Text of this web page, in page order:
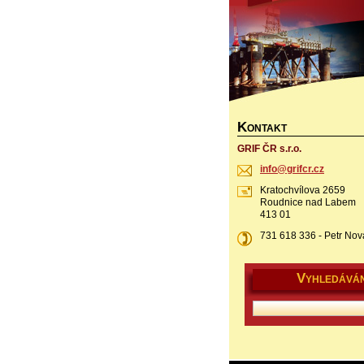
KONTAKT
GRIF ČR s.r.o.
info@grifcr.cz
Kratochvílova 2659
Roudnice nad Labem
413 01
731 618 336 - Petr
V